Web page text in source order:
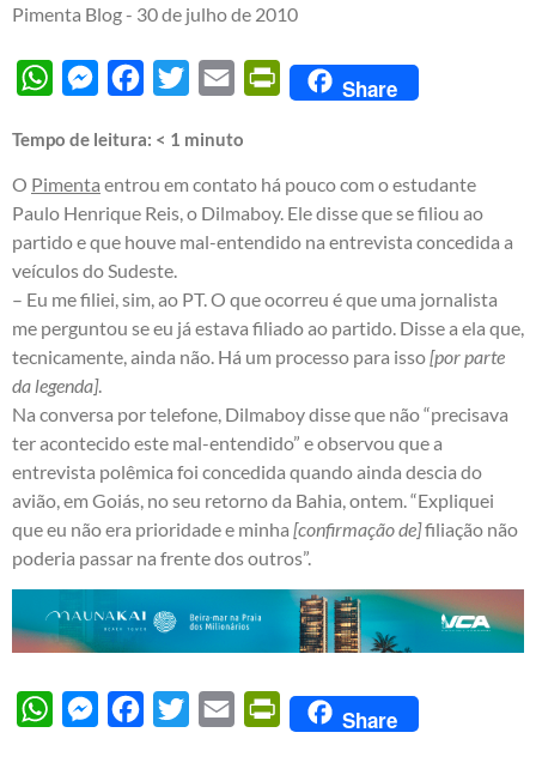
Pimenta Blog - 30 de julho de 2010
WhatsAppMessengerFacebook
Twitter Email PrintFriendly
Share
Tempo de leitura: < 1 minuto
O Pimenta entrou em contato há pouco com o estudante
Paulo Henrique Reis, o Dilmaboy. Ele disse que se filiou ao
partido e que houve mal-entendido na entrevista concedida a
veículos do Sudeste.
– Eu me filiei, sim, ao PT. O que ocorreu é que uma jornalista
me perguntou se eu já estava filiado ao partido. Disse a ela que,
tecnicamente, ainda não. Há um processo para isso [por parte
da legenda].
Na conversa por telefone, Dilmaboy disse que não “precisava
ter acontecido este mal-entendido” e observou que a
entrevista polêmica foi concedida quando ainda descia do
avião, em Goiás, no seu retorno da Bahia, ontem. “Expliquei
que eu não era prioridade e minha [confirmação de]filiação não
poderia passar na frente dos outros”.
WhatsAppMessengerFacebook
Twitter Email PrintFriendly
Share